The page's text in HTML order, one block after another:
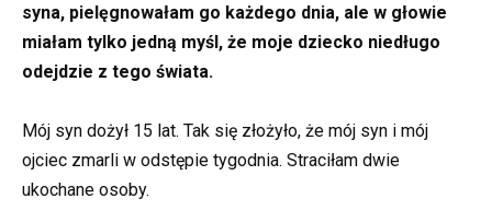
syna, pielęgnowałam go każdego dnia, ale w głowie
miałam tylko jedną myśl, że moje dziecko niedługo
odejdzie z tego świata.
Mój syn dożył 15 lat. Tak się złożyło, że mój syn i mój
ojciec zmarli w odstępie tygodnia. Straciłam dwie
ukochane osoby.